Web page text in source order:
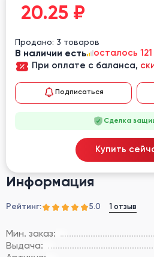
Информация
Рейтинг: 5.0 1 отзыв
Мин. заказ:
Выдача:
20.25 ₽
Продано: 3 товаров
В наличии есть
осталось
При оплате с баланса,
Подписаться
Сделка
Купить